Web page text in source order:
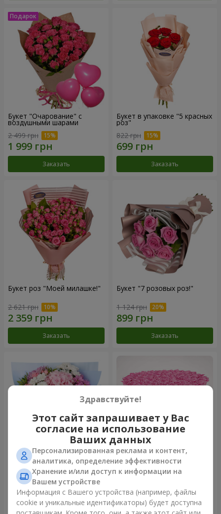
Букет "Очарование" с
воздушными шарами
2 499 грн
Заказать
Букет в упаковке "5 красных
роз"
822 грн
Заказать
Букет роз "Моей милашке!"
2 621 грн
Заказать
Букет "7 розовых роз!"
1 124 грн
Заказать
Романтический букет
"Небеса"
2 074 грн
Заказать
Цветы в коробке "101
розовая роза"
Заказать
Здравствуйте!
Этот сайт запрашивает у Вас
согласие на использование
Ваших данных
Персонализированная реклама и контент,
аналитика, определение эффективности
Хранение и/или доступ к информации на
Вашем устройстве
Информация с Вашего устройства (например, файлы
cookie и уникальные идентификаторы) будет доступна